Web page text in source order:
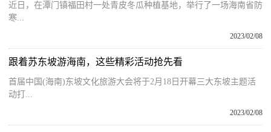
近日，在潭门镇福田村一处青皮冬瓜种植基地，举行了一场海南省防
寒...
2023/02/08
跟着苏东坡游海南，这些精彩活动抢先看
首届中国(海南)东坡文化旅游大会将于2月18日开幕三大东坡主题活
动打...
2023/02/08